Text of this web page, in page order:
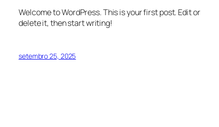
Welcome to WordPress. This is your first post. Edit or
delete it, then start writing!
setembro 25, 2025